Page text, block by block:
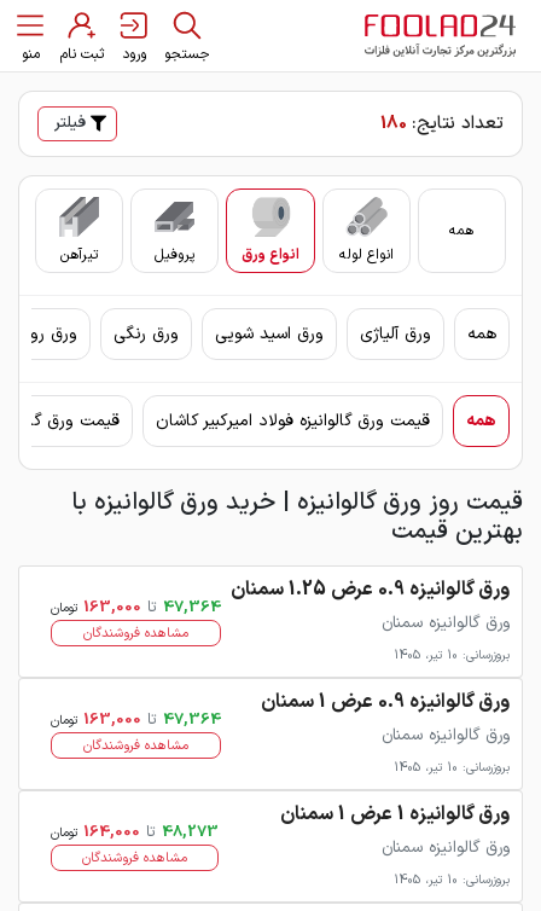
جستجو ورود ثبت نام منو
تعداد نتایج: 180 فیلتر
همه
انواع لوله
انواع ورق پروفیل تیرآهن
همه ورق آلیاژی ورق اسید شویی ورق رنگی ورق
همه قیمت ورق گالوانیزه فولاد امیرکبیر کاشان قیمت ورق
قیمت روز ورق گالوانیزه | خرید ورق گالوانیزه با
بهترین قیمت
ورق گالوانیزه 0.9 عرض 1.25 سمنان
ورق گالوانیزه سمنان
بروزرسانی: 10 تیر، 1405
47,364 تا 163,000 تومان
مشاهده فروشندگان
ورق گالوانیزه 0.9 عرض 1 سمنان
ورق گالوانیزه سمنان
بروزرسانی: 10 تیر، 1405
47,364 تا 163,000 تومان
مشاهده فروشندگان
ورق گالوانیزه 1 عرض 1 سمنان
ورق گالوانیزه سمنان
بروزرسانی: 10 تیر، 1405
48,273 تا 164,000 تومان
مشاهده فروشندگان